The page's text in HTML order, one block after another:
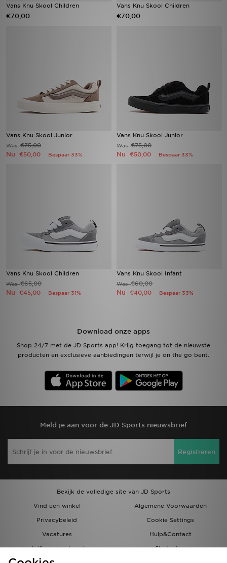
Vans Knu Skool Children
€70,00
Vans Knu Skool Children
€70,00
Vans Knu Skool Junior
Was€75,00
Nu €50,00 Bespaar 33%
Vans Knu Skool Junior
Was€75,00
Nu €50,00 Bespaar 33%
Vans Knu Skool Children
Was€65,00
Nu €45,00 Bespaar 31%
Vans Knu Skool Infant
Was€60,00
Nu €40,00 Bespaar 33%
Download onze apps
Shop 24/7 met de JD Sports app! Krijg toegang tot de nieuwste
producten en exclusieve aanbiedingen terwijl je on the go bent.
Meld je aan voor de JD Sports nieuwsbrief
Registreren
Bekijk de volledige site van JD Sports
Vind een winkel
Algemene Voorwaarden
Privacybeleid
Cookie Settings
Vacatures
Hulp&Contact
bestellingen en levering
Studenten